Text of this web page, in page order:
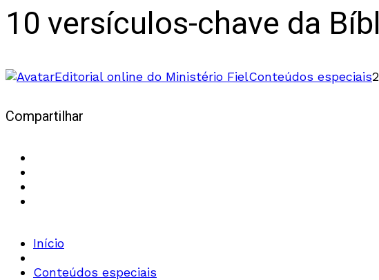
10 versículos-chave da
Editorial online do Ministério FielConteúdos especiais
Compartilhar
Início
Conteúdos especiais